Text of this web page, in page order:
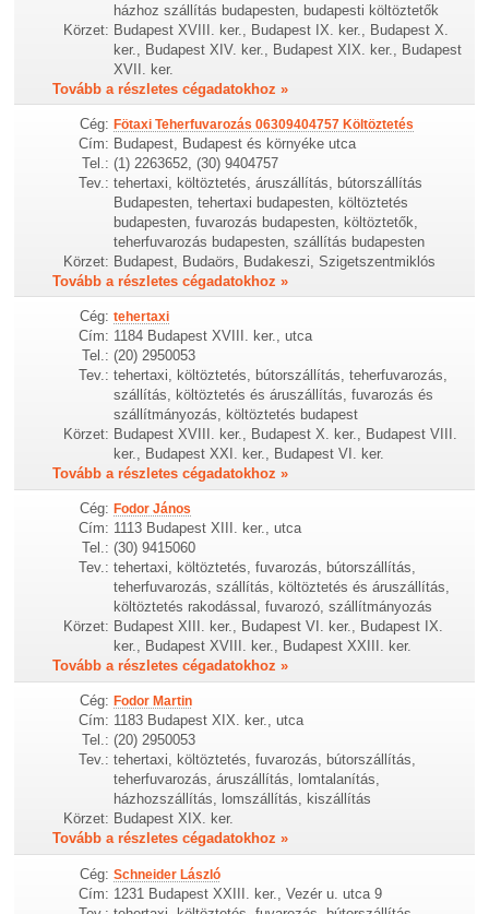
házhoz szállítás budapesten, budapesti költöztetők
Körzet: Budapest XVIII. ker., Budapest IX. ker., Budapest X.
ker., Budapest XIV. ker., Budapest XIX. ker., Budapest
XVII. ker.
Tovább a részletes cégadatokhoz »
Cég: Fötaxi Teherfuvarozás 06309404757 Költöztetés
Cím: Budapest, Budapest és környéke utca
Tel.: (1) 2263652, (30) 9404757
Tev.: tehertaxi, költöztetés, áruszállítás, bútorszállítás
Budapesten, tehertaxi budapesten, költöztetés
budapesten, fuvarozás budapesten, költöztetők,
teherfuvarozás budapesten, szállítás budapesten
Körzet: Budapest, Budaörs, Budakeszi, Szigetszentmiklós
Tovább a részletes cégadatokhoz »
Cég: tehertaxi
Cím: 1184 Budapest XVIII. ker., utca
Tel.: (20) 2950053
Tev.: tehertaxi, költöztetés, bútorszállítás, teherfuvarozás,
szállítás, költöztetés és áruszállítás, fuvarozás és
szállítmányozás, költöztetés budapest
Körzet: Budapest XVIII. ker., Budapest X. ker., Budapest VIII.
ker., Budapest XXI. ker., Budapest VI. ker.
Tovább a részletes cégadatokhoz »
Cég: Fodor János
Cím: 1113 Budapest XIII. ker., utca
Tel.: (30) 9415060
Tev.: tehertaxi, költöztetés, fuvarozás, bútorszállítás,
teherfuvarozás, szállítás, költöztetés és áruszállítás,
költöztetés rakodással, fuvarozó, szállítmányozás
Körzet: Budapest XIII. ker., Budapest VI. ker., Budapest IX.
ker., Budapest XVIII. ker., Budapest XXIII. ker.
Tovább a részletes cégadatokhoz »
Cég: Fodor Martin
Cím: 1183 Budapest XIX. ker., utca
Tel.: (20) 2950053
Tev.: tehertaxi, költöztetés, fuvarozás, bútorszállítás,
teherfuvarozás, áruszállítás, lomtalanítás,
házhozszállítás, lomszállítás, kiszállítás
Körzet: Budapest XIX. ker.
Tovább a részletes cégadatokhoz »
Cég: Schneider László
Cím: 1231 Budapest XXIII. ker., Vezér u. utca 9